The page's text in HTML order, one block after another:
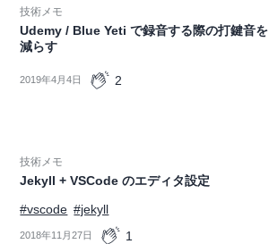
技術メモ
Udemy / Blue Yeti で録音する際の打鍵音を
減らす
2019年4月4日 2
技術メモ
Jekyll + VSCode のエディタ設定
#vscode #jekyll
2018年11月27日 1